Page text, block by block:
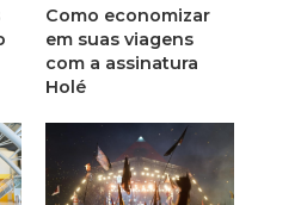
Como economizar
em suas viagens
com a assinatura
Holé